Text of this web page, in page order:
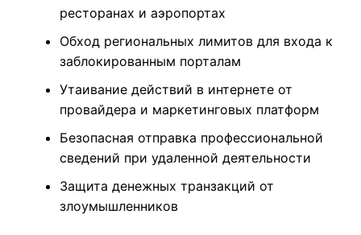
ресторанах и аэропортах
Обход региональных лимитов для входа к
заблокированным порталам
Утаивание действий в интернете от
провайдера и маркетинговых платформ
Безопасная отправка профессиональной
сведений при удаленной деятельности
Защита денежных транзакций от
злоумышленников